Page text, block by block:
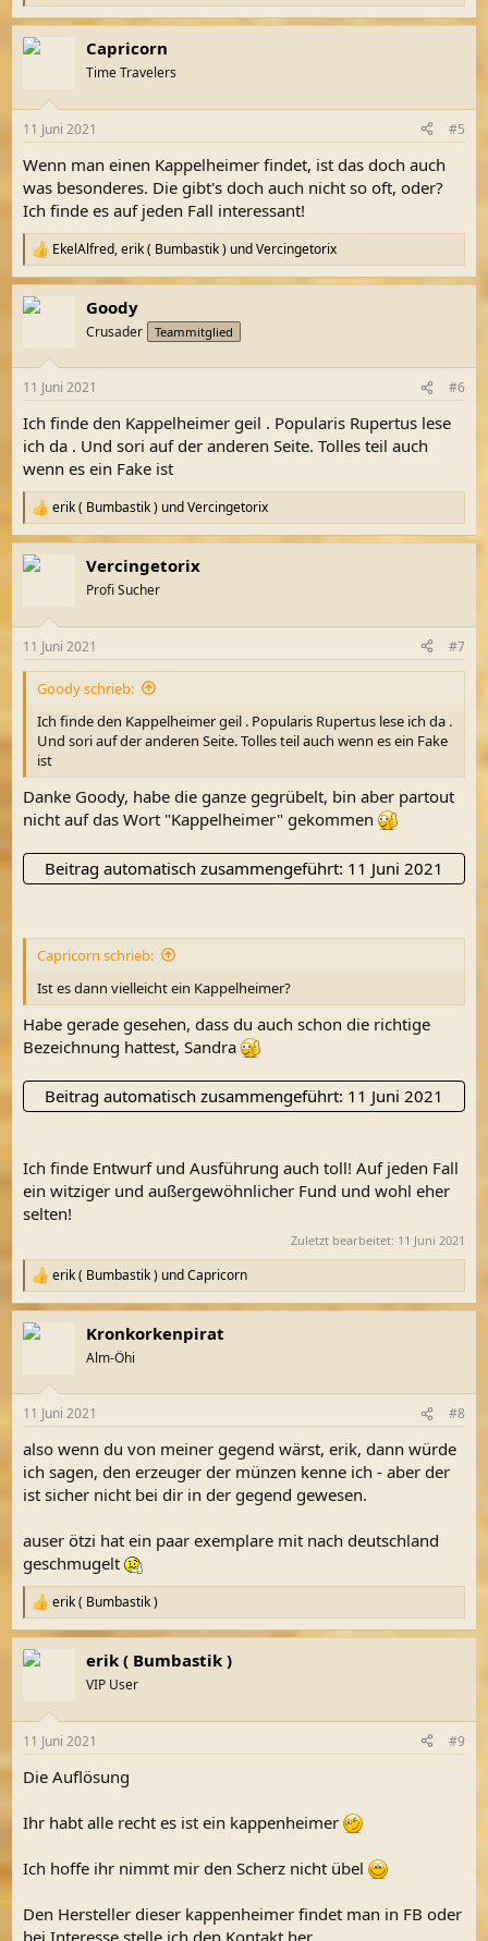
e
a
k
e
:
Capricorn
Time Travelers
11 Juni 2021 #5
Wenn man einen Kappelheimer findet, ist das doch auch
was besonderes. Die gibt's doch auch nicht so oft, oder?
Ich finde es auf jeden Fall interessant!
R
e
a
k
e
:
EkelAlfred,erik ( Bumbastik ) undVercingetorix
Goody
Crusader Teammitglied
11 Juni 2021 #6
Ich finde den Kappelheimer geil . Popularis Rupertus lese
ich da . Und sori auf der anderen Seite. Tolles teil auch
wenn es ein Fake ist
R
e
a
k
e
n
erik ( Bumbastik ) undVercingetorix
Vercingetorix
Profi Sucher
11 Juni 2021 #7
Goody schrieb:
Ich finde den Kappelheimer geil . Popularis Rupertus lese ich da .
Und sori auf der anderen Seite. Tolles teil auch wenn es ein Fake
ist
Danke Goody, habe die ganze gegrübelt, bin aber partout
nicht auf das Wort "Kappelheimer" gekommen
Beitrag automatisch zusammengeführt: 11 Juni 2021
Capricorn schrieb:
Ist es dann vielleicht ein Kappelheimer?
Habe gerade gesehen, dass du auch schon die richtige
Bezeichnung hattest, Sandra
Beitrag automatisch zusammengeführt: 11 Juni 2021
Ich finde Entwurf und Ausführung auch toll! Auf jeden Fall
ein witziger und außergewöhnlicher Fund und wohl eher
selten!
Zuletzt bearbeitet: 11 Juni 2021
R
e
a
k
e
:
erik ( Bumbastik ) undCapricorn
Kronkorkenpirat
Alm-Öhi
11 Juni 2021 #8
also wenn du von meiner gegend wärst, erik, dann würde
ich sagen, den erzeuger der münzen kenne ich - aber der
ist sicher nicht bei dir in der gegend gewesen.
auser ötzi hat ein paar exemplare mit nach deutschland
geschmugelt
R
e
a
k
e
:
erik ( Bumbastik )
erik ( Bumbastik )
VIP User
11 Juni 2021 #9
Die Auflösung
Ihr habt alle recht es ist ein kappenheimer
Ich hoffe ihr nimmt mir den Scherz nicht übel
Den Hersteller dieser kappenheimer findet man in FB oder
bei Interesse stelle ich den Kontakt her.